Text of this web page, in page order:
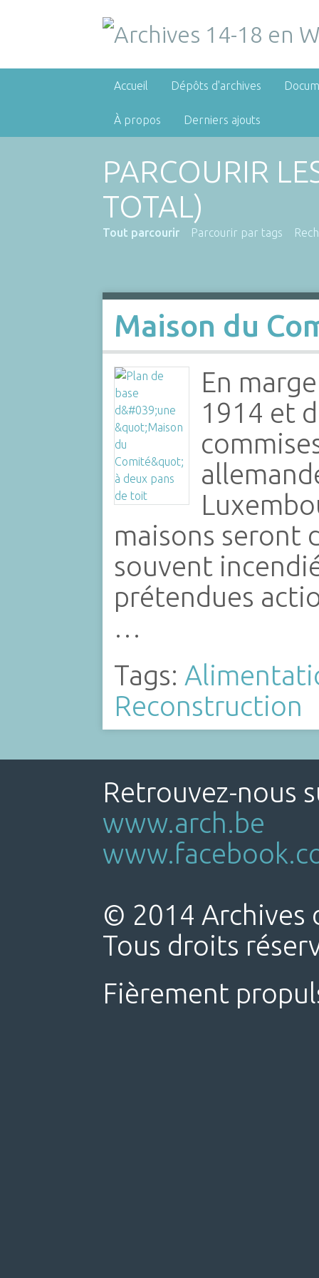
Accueil Dépôts d'archives
À propos Derniers ajouts
PARCOURIR
TOTAL)
Tout parcourir Parcourir par tags
Maison du
En
1914 et
maisons seront
souvent
prétendues
…
Tags:
Reconstruction
Retrouvez-nous
www.arch.be
© 2014 Archives
Tous droits
Fièrement